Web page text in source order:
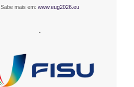
Sabe mais em:www.eug2026.eu
-